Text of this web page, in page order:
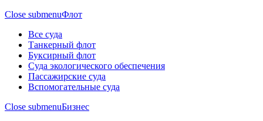
Close submenuФлот
Все суда
Танкерный флот
Буксирный флот
Суда экологического обеспечения
Пассажирские суда
Вспомогательные суда
Close submenuБизнес